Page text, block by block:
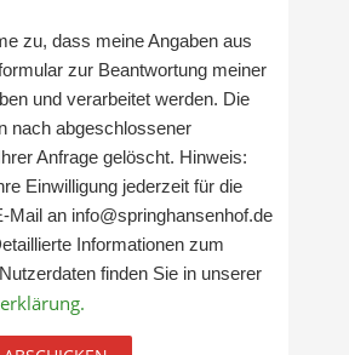
zu, dass meine Angaben aus
zur Beantwortung meiner
und verarbeitet werden. Die
nach abgeschlossener
Anfrage gelöscht. Hinweis:
Einwilligung jederzeit für die
Mail an info@springhansenhof.de
Informationen zum
finden Sie in unserer